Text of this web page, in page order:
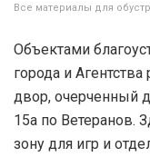
Все материалы для
Объектами
города и
двор, очерченный
15а по Ветеранов.
зону для игр и